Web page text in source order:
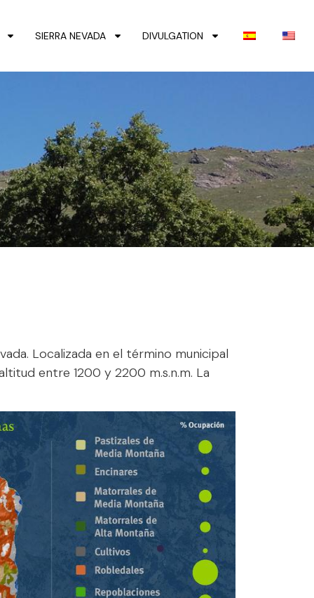
SIERRA NEVADA DIVULGATION
Localizada en el término municipal
entre 1200 y 2200 m.s.n.m. La